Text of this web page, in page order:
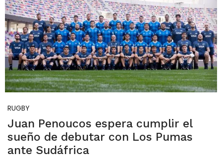
RUGBY
Juan Penoucos espera cumplir el
sueño de debutar con Los Pumas
ante Sudáfrica